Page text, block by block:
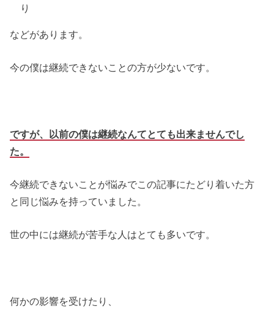
り
などがあります。
今の僕は継続できないことの方が少ないです。
ですが、以前の僕は継続なんてとても出来ませんでし
た。
今継続できないことが悩みでこの記事にたどり着いた方
と同じ悩みを持っていました。
世の中には継続が苦手な人はとても多いです。
何かの影響を受けたり、